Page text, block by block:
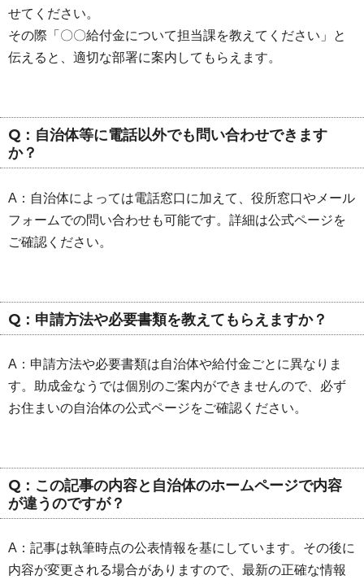
せてください。
その際「〇〇給付金について担当課を教えてください」と
伝えると、適切な部署に案内してもらえます。
Q：自治体等に電話以外でも問い合わせできます
か？
A：自治体によっては電話窓口に加えて、役所窓口やメール
フォームでの問い合わせも可能です。詳細は公式ページを
ご確認ください。
Q：申請方法や必要書類を教えてもらえますか？
A：申請方法や必要書類は自治体や給付金ごとに異なりま
す。助成金なうでは個別のご案内ができませんので、必ず
お住まいの自治体の公式ページをご確認ください。
Q：この記事の内容と自治体のホームページで内容
が違うのですが？
A：記事は執筆時点の公表情報を基にしています。その後に
内容が変更される場合がありますので、最新の正確な情報